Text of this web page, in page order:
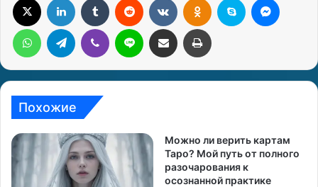
Похожие
Можно ли верить картам
Таро? Мой путь от полного
разочарования к
осознанной практике